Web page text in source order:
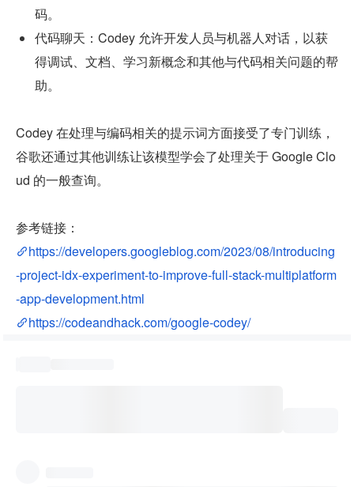
码。
代码聊天：Codey 允许开发人员与机器人对话，以获
得调试、文档、学习新概念和其他与代码相关问题的帮
助。
Codey 在处理与编码相关的提示词方面接受了专门训练，
谷歌还通过其他训练让该模型学会了处理关于 Google Clo
ud 的一般查询。
参考链接：
https://developers.googleblog.com/2023/08/introducing
-project-idx-experiment-to-improve-full-stack-multiplatform
-app-development.html
https://codeandhack.com/google-codey/